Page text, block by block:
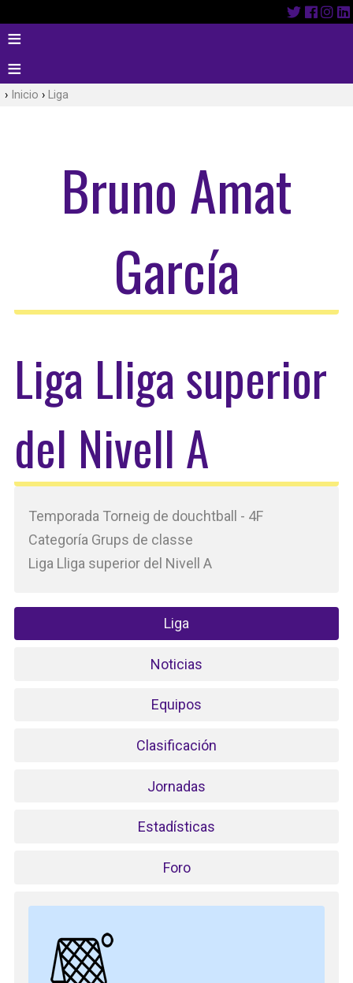
Inicio Liga
Bruno Amat
García
Liga Lliga superior
del Nivell A
Temporada Torneig de douchtball - 4F
Categoría Grups de classe
Liga Lliga superior del Nivell A
Liga
Noticias
Equipos
Clasificación
Jornadas
Estadísticas
Foro